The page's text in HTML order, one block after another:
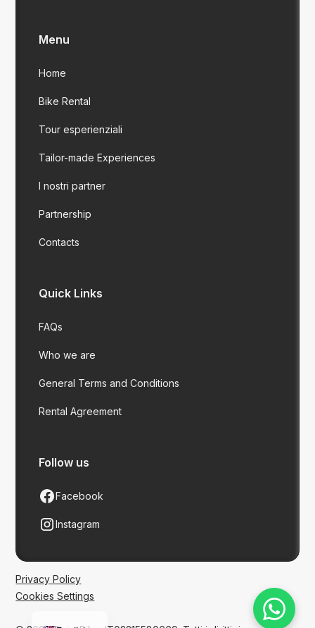
Menu
Home
Bike Rental
Tour esperienziali
Tailor-made Experiences
I nostri partner
Partnership
Contacts
Quick Links
FAQs
Who we are
General Terms and Conditions
Rental Agreement
Follow us
Facebook
Instagram
Privacy Policy
Cookies Settings